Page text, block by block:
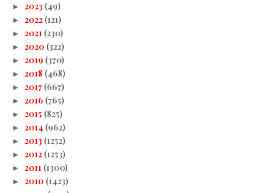
► 2023 (49)
► 2022 (121)
► 2021 (230)
► 2020 (322)
► 2019 (370)
► 2018 (468)
► 2017 (667)
► 2016 (765)
► 2015 (825)
► 2014 (962)
► 2013 (1252)
► 2012 (1253)
► 2011 (1300)
► 2010 (1423)